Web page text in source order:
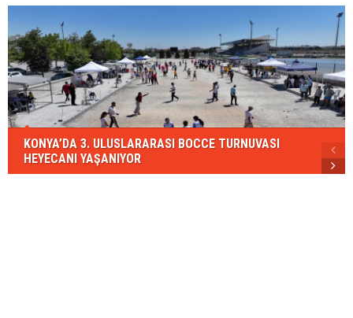
KONYA’DA 3. ULUSLARARASI BOCCE TURNUVASI
HEYECANI YAŞANIYOR